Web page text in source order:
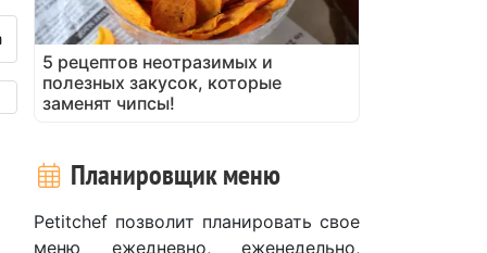
5 рецептов неотразимых и
полезных закусок, которые
заменят чипсы!
Планировщик меню
Petitchef позволит планировать свое
меню ежедневно, еженедельно,